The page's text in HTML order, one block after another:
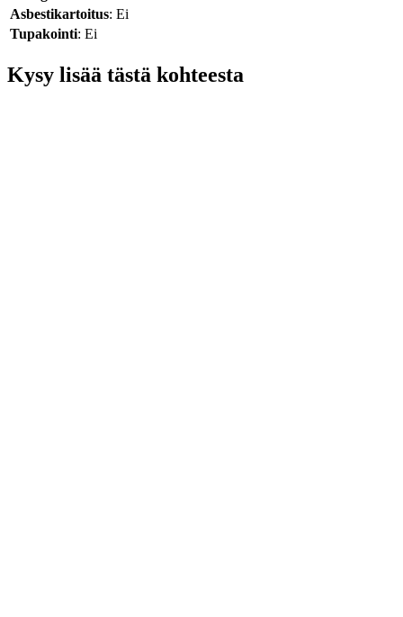
Asbestikartoitus: Ei
Tupakointi: Ei
Kysy lisää tästä kohteesta